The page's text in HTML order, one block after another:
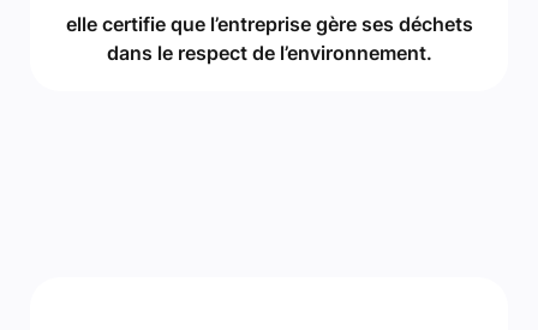
elle certifie que l’entreprise gère ses déchets
dans le respect de l’environnement.